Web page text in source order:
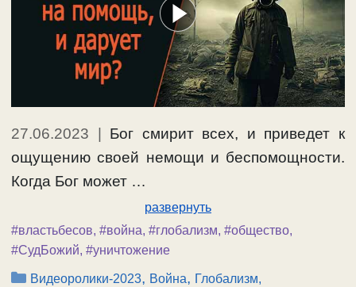
27.06.2023
Бог смирит всех, и приведет к
ощущению своей немощи и беспомощности.
Когда Бог может …
развернуть
#властьбесов, #война, #глобализм, #общество,
#СудБожий, #уничтожение
Рубрики
Видеоролики-2023, Война, Глобализм,